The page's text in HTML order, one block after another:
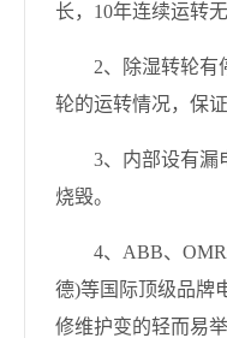
长， 10年连续运转
2、除湿转轮有
轮的运转情况，保
3、内部设有漏
烧毁。
4、 ABB、
德)等国际顶级品牌
修维护变的轻而易举